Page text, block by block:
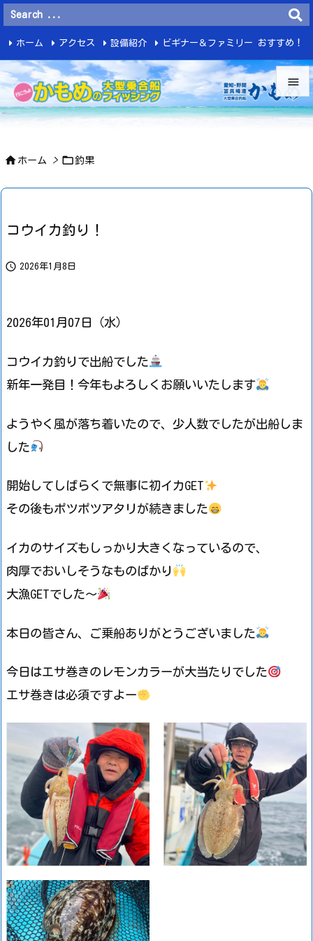


ホーム アクセス 設備紹介 ビギナー＆ファミリー おすすめ！
釣 果
 ホーム > 釣果
コウイカ釣り！
 2026年1月8日
2026年01月07日（水）
コウイカ釣りで出船でした
新年一発目！今年もよろしくお願いいたします
ようやく風が落ち着いたので、少人数でしたが出船しま
した
開始してしばらくで無事に初イカGET
その後もポツポツアタリが続きました
イカのサイズもしっかり大きくなっているので、
肉厚でおいしそうなものばかり
大漁GETでした～
本日の皆さん、ご乗船ありがとうございました
今日はエサ巻きのレモンカラーが大当たりでした
エサ巻きは必須ですよー